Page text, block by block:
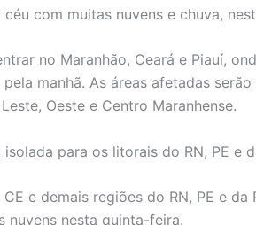
com muitas nuvens e chuva,
no Maranhão, Ceará e Piauí,
manhã. As áreas afetadas
Oeste e Centro Maranhense.
para os litorais do RN, PE e
CE e demais regiões do RN, PE e
nuvens nesta quinta-feira.